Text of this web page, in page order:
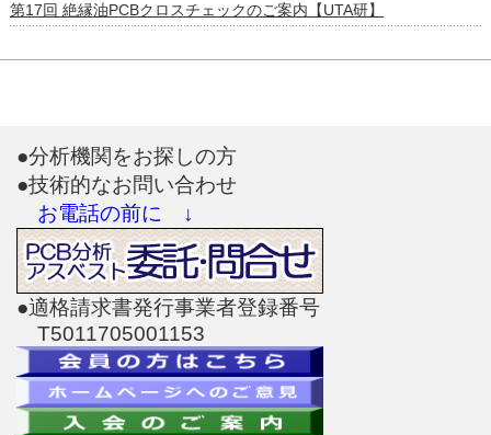
第17回 絶縁油PCBクロスチェックのご案内【UTA研】
●分析機関をお探しの方
●技術的なお問い合わせ
お電話の前に ↓
●適格請求書発行事業者登録番号
T5011705001153